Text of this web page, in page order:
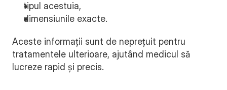
tipul acestuia,
dimensiunile exacte.
Aceste informații sunt de neprețuit pentru
tratamentele ulterioare, ajutând medicul să
lucreze rapid și precis.